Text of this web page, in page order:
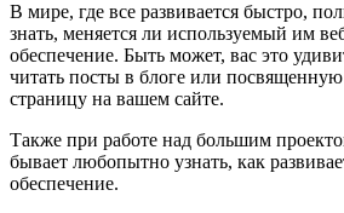
В мире, где все развивается быстро,
знать, меняется ли используемый им
обеспечение. Быть может, вас это
читать посты в блоге или
страницу на вашем сайте.
Также при работе над большим
бывает любопытно узнать, как
обеспечение.